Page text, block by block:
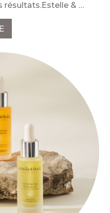
résultats.Estelle &